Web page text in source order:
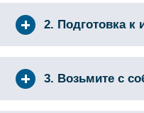
2. Подготовка к
3. Возьмите с